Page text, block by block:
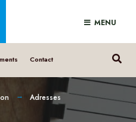
MENU
Contact
Adresses